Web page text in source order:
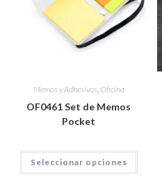
Memos y Adhesivos, Oficina
OF0461 Set de Memos
Pocket
Seleccionar opciones